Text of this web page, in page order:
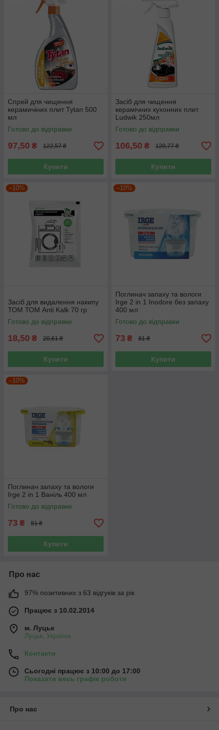
Спрей для чищення
керамичіних плит Tytan 500
мл
Готово до відправки
97,50 ₴ 122,57 ₴
Купити
Засіб для чищення
керамічних кухонних плит
Ludwik 250мл
Готово до відправки
106,50 ₴ 120,77 ₴
Купити
–10%
Засіб для видалення накипу
ТОМ ТОМ Anti Kalk 70 гр
Готово до відправки
18,50 ₴ 20,61 ₴
Купити
–10%
Поглинач запаху та вологи
Irge 2 in 1 Inodore без запаху
400 мл
Готово до відправки
73 ₴ 81 ₴
Купити
–10%
Поглинач запаху та вологи
Irge 2 in 1 Ваніль 400 мл
Готово до відправки
73 ₴ 81 ₴
Купити
Про нас
97% позитивних з 63 відгуків за рік
Працює з 10.02.2014
м. Луцьк
Луцьк, Україна
Контакти
Сьогодні працює з 10:00 до 17:00
Показати весь графік роботи
Про нас